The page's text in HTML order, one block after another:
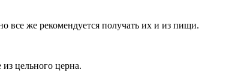
же рекомендуется получать их и из пищи.
цельного церна.